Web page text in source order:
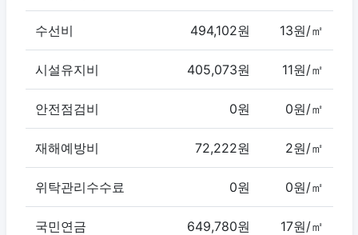
수선비 494,102원 13원/㎡
시설유지비 405,073원 11원/㎡
안전점검비 0원 0원/㎡
재해예방비 72,222원 2원/㎡
위탁관리수수료 0원 0원/㎡
국민연금 649,780원 17원/㎡